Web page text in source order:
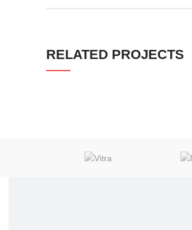
RELATED PROJECTS